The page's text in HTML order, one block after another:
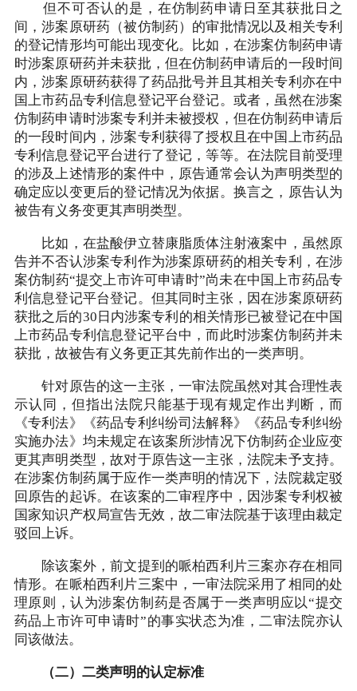
但不可否认的是，在仿制药申请日至其获批日之
间，涉案原研药（被仿制药）的审批情况以及相关专利
的登记情形均可能出现变化。比如，在涉案仿制药申请
时涉案原研药并未获批，但在仿制药申请后的一段时间
内，涉案原研药获得了药品批号并且其相关专利亦在中
国上市药品专利信息登记平台登记。或者，虽然在涉案
仿制药申请时涉案专利并未被授权，但在仿制药申请后
的一段时间内，涉案专利获得了授权且在中国上市药品
专利信息登记平台进行了登记，等等。在法院目前受理
的涉及上述情形的案件中，原告通常会认为声明类型的
确定应以变更后的登记情况为依据。换言之，原告认为
被告有义务变更其声明类型。
比如，在盐酸伊立替康脂质体注射液案中，虽然原
告并不否认涉案专利作为涉案原研药的相关专利，在涉
案仿制药“提交上市许可申请时”尚未在中国上市药品专
利信息登记平台登记。但其同时主张，因在涉案原研药
获批之后的30日内涉案专利的相关情形已被登记在中国
上市药品专利信息登记平台中，而此时涉案仿制药并未
获批，故被告有义务更正其先前作出的一类声明。
针对原告的这一主张，一审法院虽然对其合理性表
示认同，但指出法院只能基于现有规定作出判断，而
《专利法》《药品专利纠纷司法解释》《药品专利纠纷
实施办法》均未规定在该案所涉情况下仿制药企业应变
更其声明类型，故对于原告这一主张，法院未予支持。
在涉案仿制药属于应作一类声明的情况下，法院裁定驳
回原告的起诉。在该案的二审程序中，因涉案专利权被
国家知识产权局宣告无效，故二审法院基于该理由裁定
驳回上诉。
除该案外，前文提到的哌柏西利片三案亦存在相同
情形。在哌柏西利片三案中，一审法院采用了相同的处
理原则，认为涉案仿制药是否属于一类声明应以“提交
药品上市许可申请时”的事实状态为准，二审法院亦认
同该做法。
（二）二类声明的认定标准